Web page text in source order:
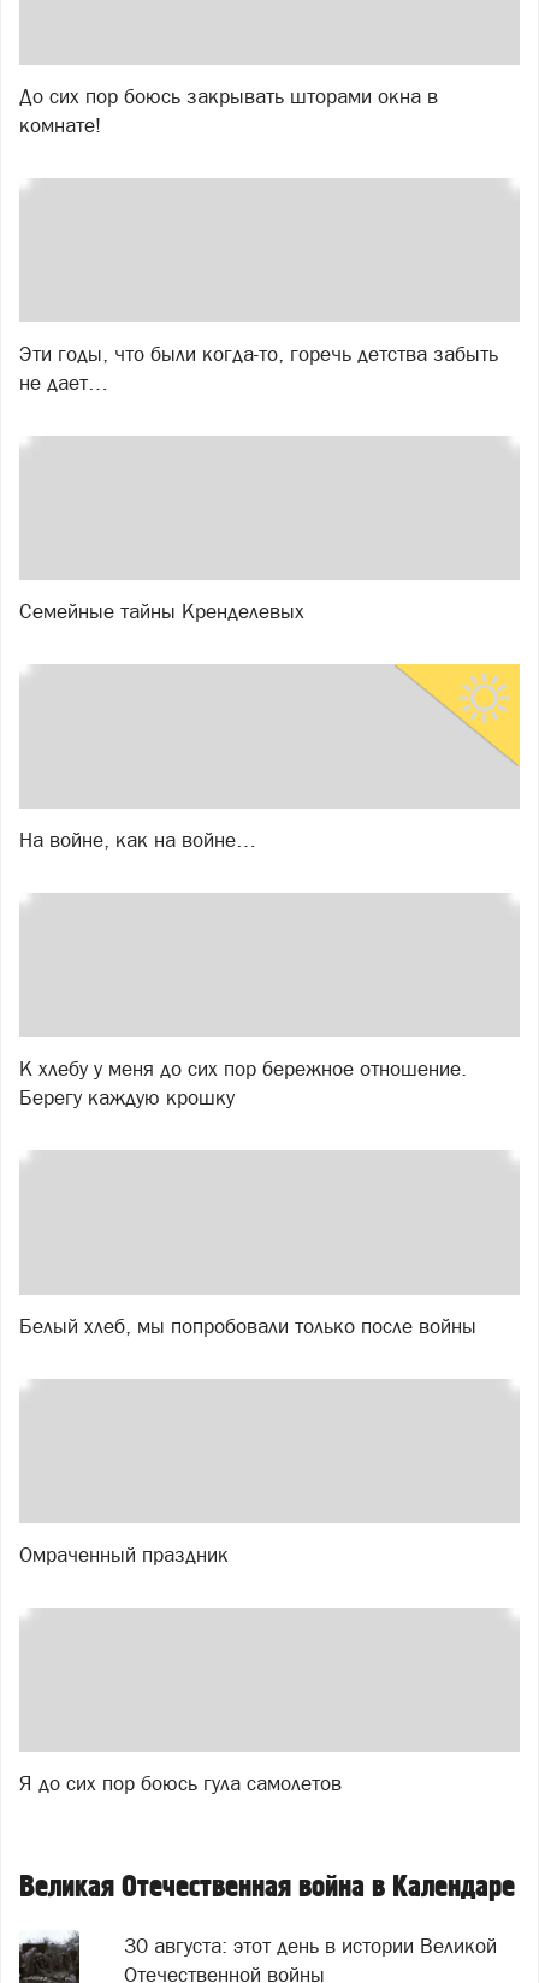
До сих пор боюсь закрывать шторами окна в
комнате!
Эти годы, что были когда-то, горечь детства забыть
не дает…
Семейные тайны Кренделевых
На войне, как на войне…
К хлебу у меня до сих пор бережное отношение.
Берегу каждую крошку
Белый хлеб, мы попробовали только после войны
Омраченный праздник
Я до сих пор боюсь гула самолетов
Великая Отечественная война в Календаре
30 августа: этот день в истории Великой
Отечественной войны